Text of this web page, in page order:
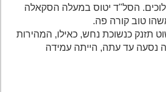
הסל"ד יטוס במעלה הסקאלה
טוב קורה פה.
כנשוכת נחש, כאילו, המהירות
עד עתה, הייתה עמידה